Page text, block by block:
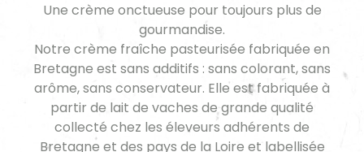
Une crème onctueuse pour toujours plus de
gourmandise.
Notre crème fraîche pasteurisée fabriquée en
Bretagne est sans additifs : sans colorant, sans
arôme, sans conservateur. Elle est fabriquée à
partir de lait de vaches de grande qualité
collecté chez les éleveurs adhérents de